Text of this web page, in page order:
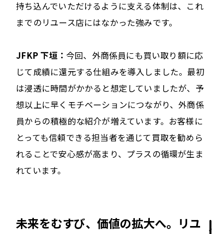
持ち込んでいただけるように支える体制は、これ
までのリユース店にはなかった強みです。
JFKP 下垣： 今回、外商係員にも買い取り額に応
じて成績に還元する仕組みを導入しました。最初
は浸透に時間がかかると想定していましたが、予
想以上に早くモチベーションにつながり、外商係
員からの積極的な紹介が増えています。お客様に
とっても信頼できる担当者を通じて買取を勧めら
れることで安心感が高まり、プラスの循環が生ま
れています。
未来をむすび、価値の拡大へ。リユ